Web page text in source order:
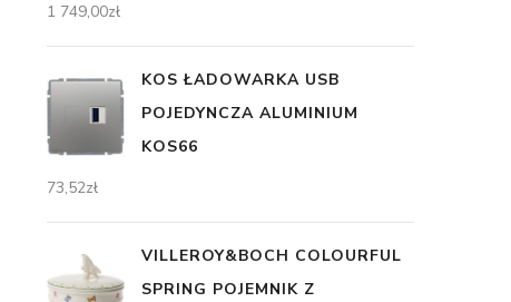
1 749,00zł
KOS ŁADOWARKA USB
POJEDYNCZA ALUMINIUM
KOS66
73,52zł
VILLEROY&BOCH COLOURFUL
SPRING POJEMNIK Z